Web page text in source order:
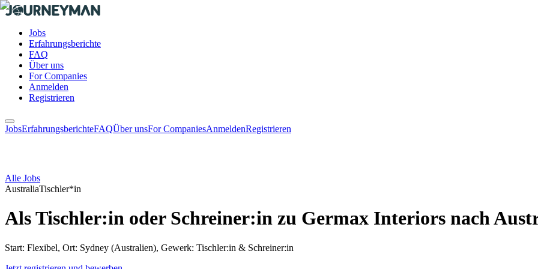
Jobs
Erfahrungsberichte
FAQ
Über uns
For Companies
Anmelden
Registrieren
JobsErfahrungsberichteFAQÜber unsFor CompaniesAnmeldenRegistrieren
Alle Jobs
AustraliaTischler*in
Als Tischler:in oder Schreiner:in zu Germax Interiors nach
Start: Flexibel, Ort: Sydney (Australien), Gewerk: Tischler:in & Schreiner:in